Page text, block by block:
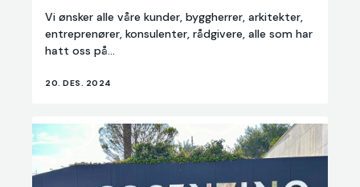
Vi ønsker alle våre kunder, byggherrer, arkitekter,
entreprenører, konsulenter, rådgivere, alle som har
hatt oss på...
20. DES. 2024